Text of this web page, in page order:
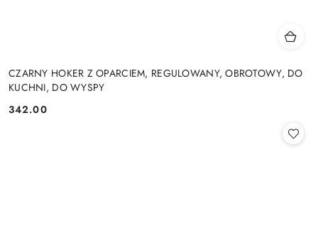
CZARNY HOKER Z OPARCIEM, REGULOWANY, OBROTOWY, DO
KUCHNI, DO WYSPY
Cena:
342.00